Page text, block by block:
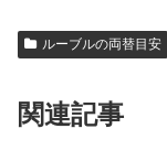
ルーブルの両替目安
関連記事